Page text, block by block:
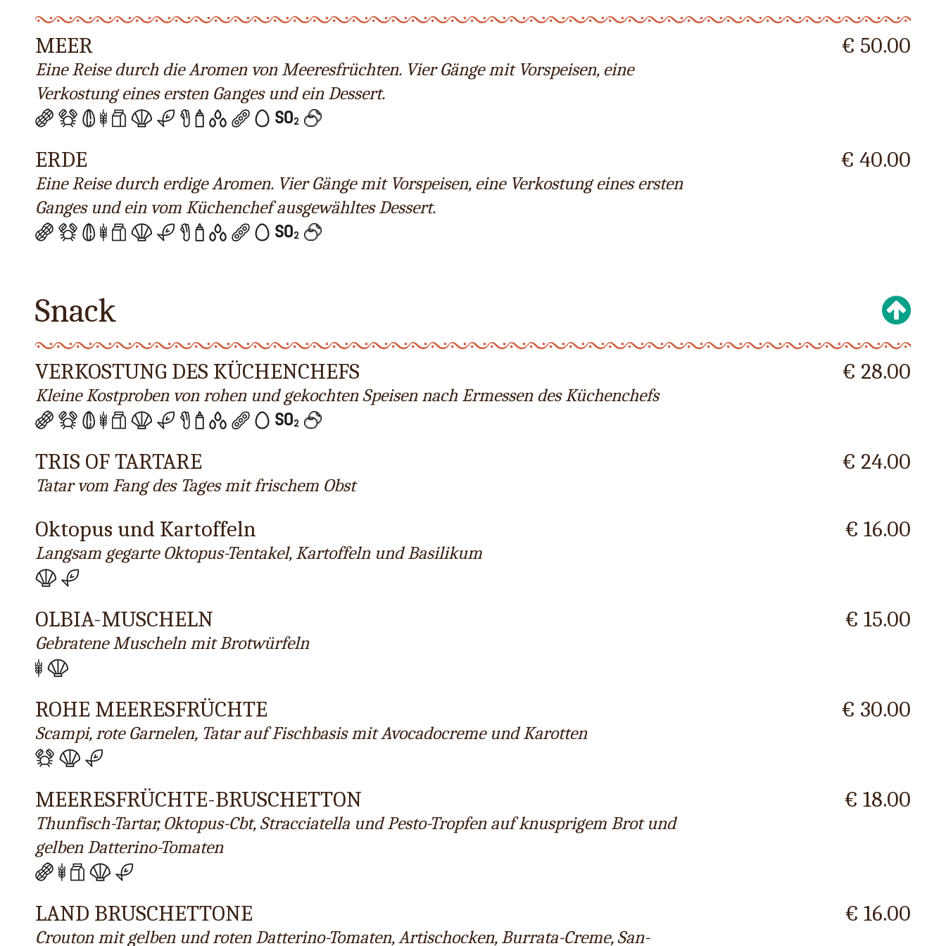
MEER
Eine Reise durch die Aromen von Meeresfrüchten. Vier Gänge mit Vorspeisen, eine
Verkostung eines ersten Ganges und ein Dessert.
€ 50.00
ERDE
Eine Reise durch erdige Aromen. Vier Gänge mit Vorspeisen, eine Verkostung eines ersten
Ganges und ein vom Küchenchef ausgewähltes Dessert.
€ 40.00
Snack
VERKOSTUNG DES KÜCHENCHEFS
Kleine Kostproben von rohen und gekochten Speisen nach Ermessen des Küchenchefs
€ 28.00
TRIS OF TARTARE
Tatar vom Fang des Tages mit frischem Obst
€ 24.00
Oktopus und Kartoffeln
Langsam gegarte Oktopus-Tentakel, Kartoffeln und Basilikum
€ 16.00
OLBIA-MUSCHELN
Gebratene Muscheln mit Brotwürfeln
€ 15.00
ROHE MEERESFRÜCHTE
Scampi, rote Garnelen, Tatar auf Fischbasis mit Avocadocreme und Karotten
€ 30.00
MEERESFRÜCHTE-BRUSCHETTON
Thunfisch-Tartar, Oktopus-Cbt, Stracciatella und Pesto-Tropfen auf knusprigem Brot und
gelben Datterino-Tomaten
€ 18.00
LAND BRUSCHETTONE
Crouton mit gelben und roten Datterino-Tomaten, Artischocken, Burrata-Creme, San-
€ 16.00